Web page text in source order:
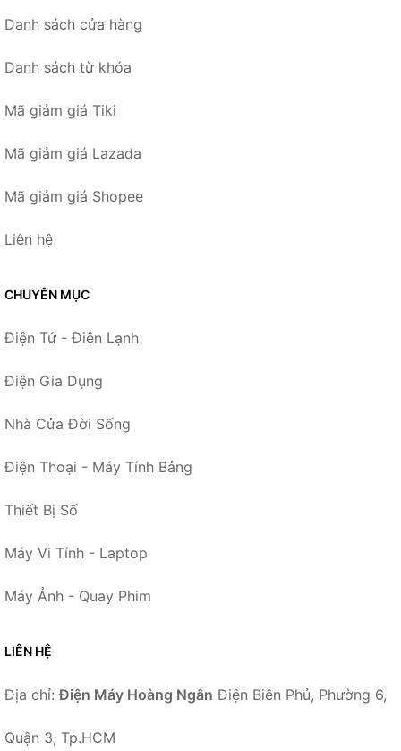
Danh sách cửa hàng
Danh sách từ khóa
Mã giảm giá Tiki
Mã giảm giá Lazada
Mã giảm giá Shopee
Liên hệ
CHUYÊN MỤC
Điện Tử - Điện Lạnh
Điện Gia Dụng
Nhà Cửa Đời Sống
Điện Thoại - Máy Tính Bảng
Thiết Bị Số
Máy Vi Tính - Laptop
Máy Ảnh - Quay Phim
LIÊN HỆ
Địa chỉ:Điện Máy Hoàng Ngân Điện Biên Phủ, Phường 6,
Quận 3, Tp.HCM